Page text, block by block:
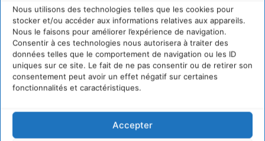
Nous utilisons des technologies telles que les cookies pour
stocker et/ou accéder aux informations relatives aux appareils.
Nous le faisons pour améliorer l’expérience de navigation.
Consentir à ces technologies nous autorisera à traiter des
données telles que le comportement de navigation ou les ID
uniques sur ce site. Le fait de ne pas consentir ou de retirer son
consentement peut avoir un effet négatif sur certaines
fonctionnalités et caractéristiques.
Accepter